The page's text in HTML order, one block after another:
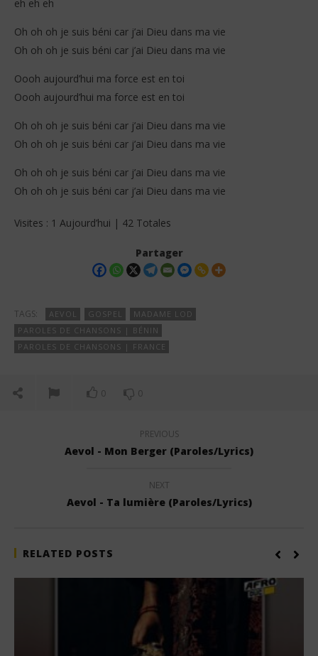
eh eh eh
Oh oh oh je suis béni car j’ai Dieu dans ma vie
Oh oh oh je suis béni car j’ai Dieu dans ma vie
Oooh aujourd’hui ma force est en toi
Oooh aujourd’hui ma force est en toi
Oh oh oh je suis béni car j’ai Dieu dans ma vie
Oh oh oh je suis béni car j’ai Dieu dans ma vie
Oh oh oh je suis béni car j’ai Dieu dans ma vie
Oh oh oh je suis béni car j’ai Dieu dans ma vie
Visites : 1 Aujourd’hui | 42 Totales
Partager
TAGS: AEVOL GOSPEL
MADAME LOD
PAROLES DE CHANSONS | BÉNIN
PAROLES DE CHANSONS | FRANCE
0 0
PREVIOUS
Aevol - Mon Berger (Paroles/Lyrics)
NEXT
Aevol - Ta lumière (Paroles/Lyrics)
RELATED POSTS